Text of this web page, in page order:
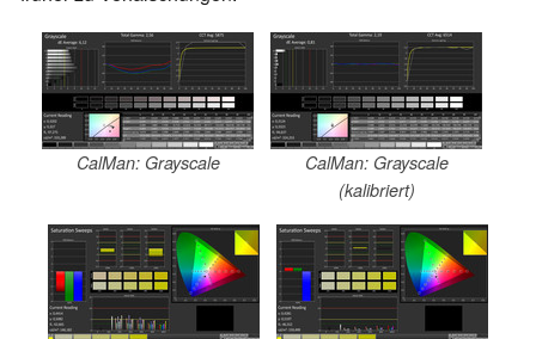
CalMan: Grayscale
CalMan: Grayscale
(kalibriert)